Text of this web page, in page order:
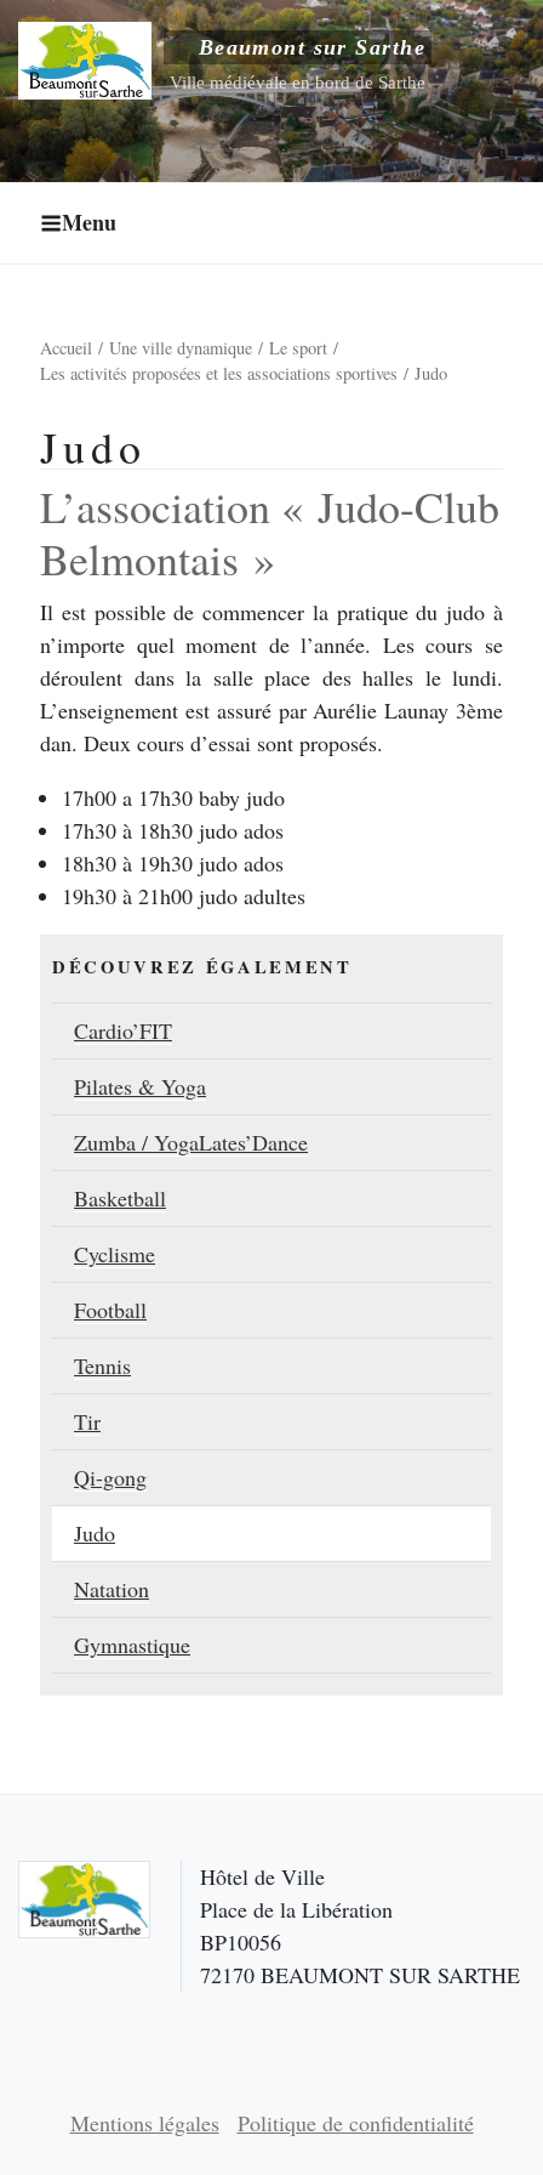
Aller
au
contenu
principal
Beaumont sur Sarthe
Ville médiévale en bord de Sarthe
Menu
Ouvrir le sous-menu
Ouvrir le sous-menu
Ouvrir le sous-menu
Accueil Une ville dynamique
Le sport
Les activités proposées et les associations sportives
Judo
Judo
L’association « Judo-Club
Belmontais »
Il est possible de commencer la pratique du judo à
n’importe quel moment de l’année. Les cours se
déroulent dans la salle place des halles le lundi.
L’enseignement est assuré par Aurélie Launay 3ème
dan. Deux cours d’essai sont proposés.
17h00 a 17h30 baby judo
17h30 à 18h30 judo ados
18h30 à 19h30 judo ados
19h30 à 21h00 judo adultes
DÉCOUVREZ ÉGALEMENT
Cardio’FIT
Pilates & Yoga
Zumba / YogaLates’Dance
Basketball
Cyclisme
Football
Tennis
Tir
Qi-gong
Judo
Natation
Gymnastique
Hôtel de Ville
Place de la Libération
BP10056
72170 BEAUMONT SUR SARTHE
Mentions légales Politique de confidentialité